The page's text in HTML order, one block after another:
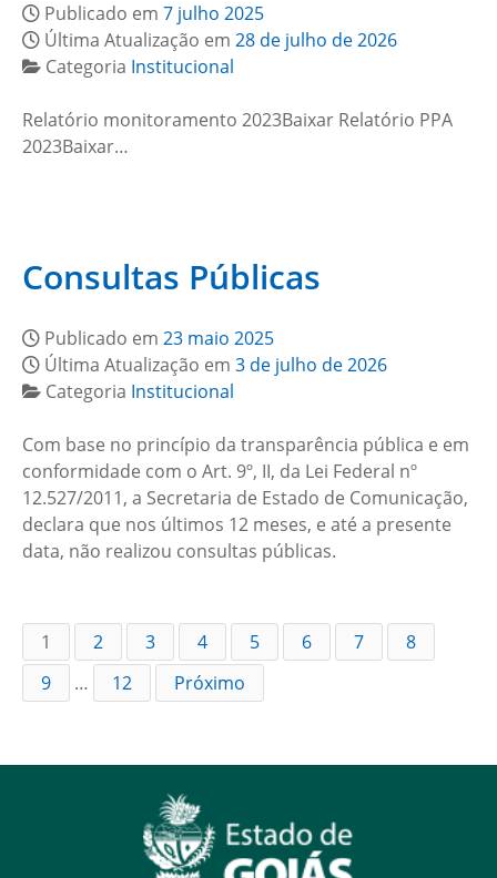
Publicado em 7 julho 2025
Última Atualização em 28 de julho de 2026
Categoria Institucional
Relatório monitoramento 2023Baixar Relatório PPA
2023Baixar…
Consultas Públicas
Publicado em 23 maio 2025
Última Atualização em 3 de julho de 2026
Categoria Institucional
Com base no princípio da transparência pública e em
conformidade com o Art. 9º, II, da Lei Federal nº
12.527/2011, a Secretaria de Estado de Comunicação,
declara que nos últimos 12 meses, e até a presente
data, não realizou consultas públicas.
1 2 3 4 5 6 7
8
9
… 12 Próximo